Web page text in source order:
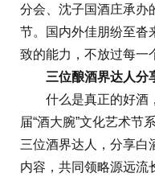
分会、沈子国酒庄承办
节。国内外佳朋纷至沓
致的能力，不放过每一
三位酿酒界达人分
什么是真正的好酒，
届“酒大腕”文化艺术节
三位酒界达人，分享白
内容，共同领略源远流